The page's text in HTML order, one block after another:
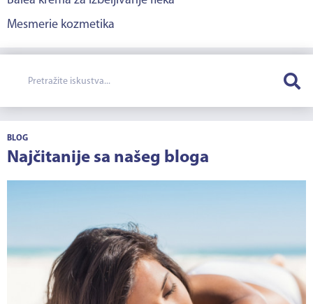
Mesmerie kozmetika
BLOG
Najčitanije sa našeg bloga